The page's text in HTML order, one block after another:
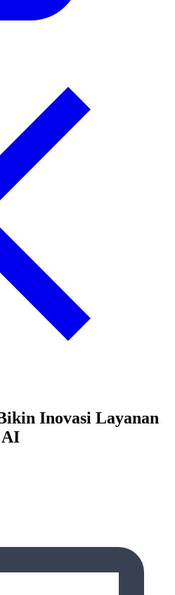
Inovasi Layanan
AI